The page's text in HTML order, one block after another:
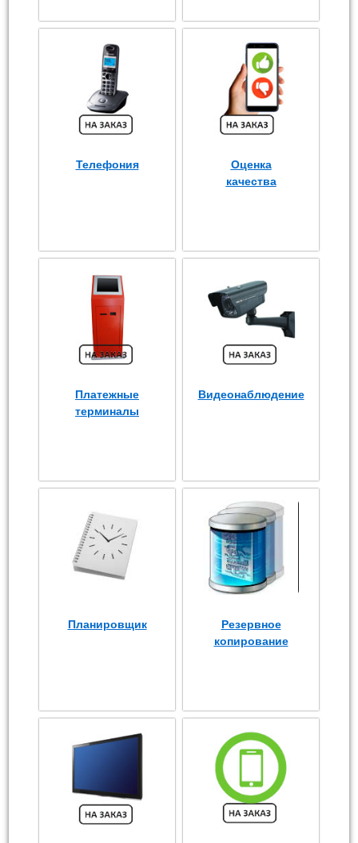
Телефония
Оценка
качества
Платежные
терминалы
Видеонаблюдение
Планировщик
Резервное
копирование